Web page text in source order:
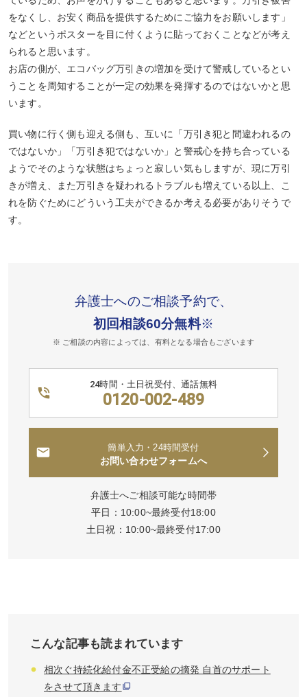
をなくし、お安く商品を提供するためにご協力をお願いします」
などというポスターを目に付くように貼っておくことなどが考え
られると思います。
お店の側が、エコバッグ万引きの増加を受けて警戒しているとい
うことを周知することが一定の効果を発揮するのではないかと思
います。
買い物に行く側も迎える側も、互いに「万引き犯と間違われるの
ではないか」「万引き犯ではないか」と警戒心を持ち合っている
ようでそのような状態はちょっと寂しい気もしますが、現に万引
きが増え、また万引きを疑われるトラブルも増えている以上、こ
れを防ぐためにどういう工夫ができるか考える必要がありそうで
す。
弁護士へのご相談予約で、
初回相談60分無料※
※ ご相談の内容によっては、有料となる場合もございます
24時間・土日祝受付、通話無料
0120-002-489
簡単入力・24時間受付
お問い合わせフォームへ
弁護士へご相談可能な時間帯
平日：10:00~最終受付18:00
土日祝：10:00~最終受付17:00
こんな記事も読まれています
相次ぐ持続化給付金不正受給の摘発 自首のサポート
をさせて頂きます